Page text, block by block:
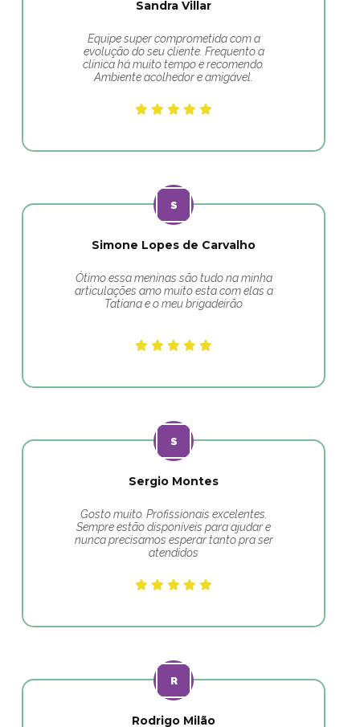
Sandra Villar
Equipe super comprometida com a
evolução do seu cliente. Frequento a
clínica há muito tempo e recomendo.
Ambiente acolhedor e amigável.
Simone Lopes de Carvalho
Ótimo essa meninas são tudo na minha
articulações amo muito esta com elas a
Tatiana e o meu brigadeirão
Sergio Montes
Gosto muito. Profissionais excelentes.
Sempre estão disponíveis para ajudar e
nunca precisamos esperar tanto pra ser
atendidos
Rodrigo Milão